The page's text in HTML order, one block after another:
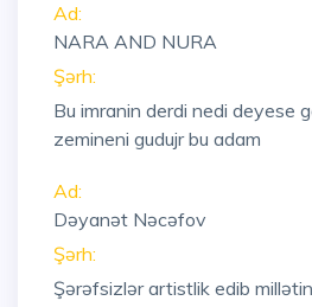
Ad:
NARA AND NURA
Şərh:
Bu imranin derdi nedi deyese
zemineni gudujr bu adam
Ad:
Dəyanət Nəcəfov
Şərh:
Şərəfsizlər artistlik edib